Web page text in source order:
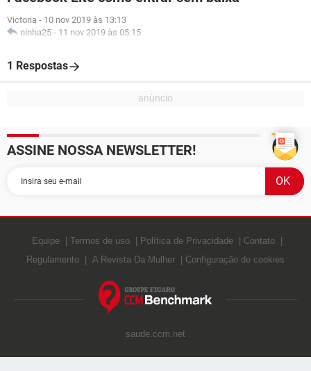
Victoria - 10 nov 2019 às 13:13
ninha25 - 11 nov 2019 às 05:15
1 Respostas
ASSINE NOSSA NEWSLETTER!
Equipe Termos de uso Política de Privacidade
Contato
Regulamento
A Revista Da Mulher Configuração de cookies
saude.ccm.net